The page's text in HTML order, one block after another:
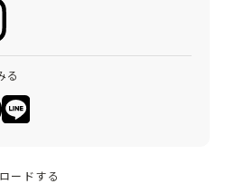
る
ードする